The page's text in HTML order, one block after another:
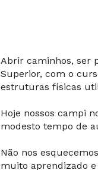
Abrir caminhos, ser
Superior, com o
estruturas físicas
Hoje nossos campi
modesto tempo de
Não nos
muito aprendizado